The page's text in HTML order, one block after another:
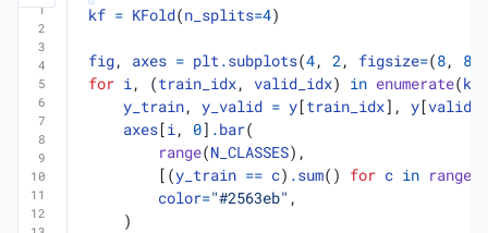
1
kf = KFold(n_splits=4)
fig, axes = plt.subplots(4, 2, figsize=(8, 8
for i, (train_idx, valid_idx) in enumerate(kf
y_train, y_valid = y[train_idx], y[
axes[i, 0] .bar(
range(N_CLASSES),
[(y_train == c) .sum() for c in range
color="#2563eb" ,
)